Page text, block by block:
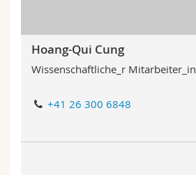
Hoang-Qui Cung
Wissenschaftliche_r Mitarbeiter_in
+41 26 300 6848